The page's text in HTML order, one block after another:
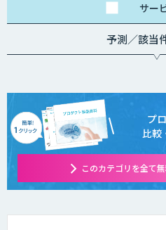
サー
予測／該
プ
比較
このカテゴリを全て